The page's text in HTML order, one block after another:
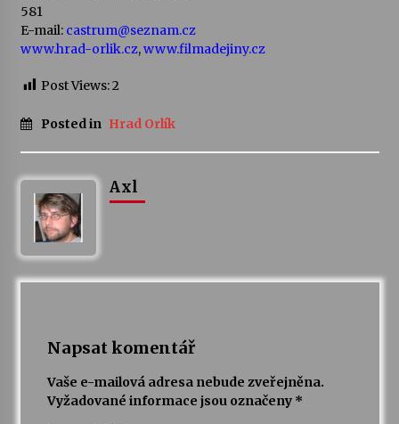
Varhanní recitál Michala Novenka v Klášteře
3. 7. 2026
581
E-mail: castrum@seznam.cz
www.hrad-orlik.cz,www.filmadejiny.cz
Post Views:2
Posted in Hrad Orlík
Axl
Napsat komentář
Vaše e-mailová adresa nebude zveřejněna.
Vyžadované informace jsou označeny *